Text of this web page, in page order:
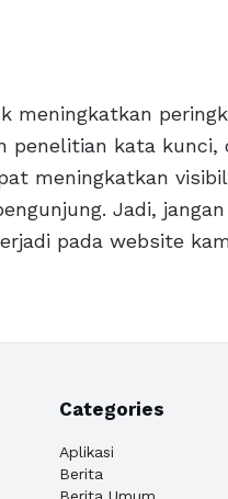
meningkatkan
penelitian kata
meningkatkan
Jadi,
pada website
Categories
Aplikasi
Berita